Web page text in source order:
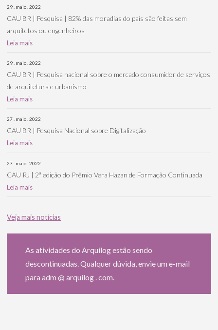
29 . maio . 2022
CAU BR | Pesquisa | 82% das moradias do país são feitas sem
arquitetos ou engenheiros
Leia mais
29 . maio . 2022
CAU BR | Pesquisa nacional sobre o mercado consumidor de serviços
de arquitetura e urbanismo
Leia mais
27 . maio . 2022
CAU BR | Pesquisa Nacional sobre Digitalização
Leia mais
27 . maio . 2022
CAU RJ | 2ª edição do Prêmio Vera Hazan de Formação Continuada
Leia mais
Veja mais notícias
As atividades do Arquilog estão sendo
descontinuadas. Qualquer dúvida, envie um e-mail
para adm @ arquilog . com.